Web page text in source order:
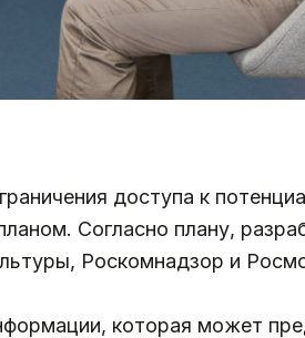
доступа к
Согласно плану,
Роскомнадзор и
которая может